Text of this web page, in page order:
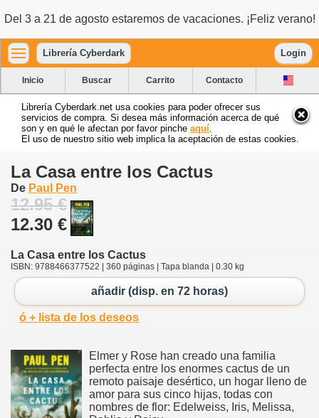
Del 3 a 21 de agosto estaremos de vacaciones. ¡Feliz verano!
Librería Cyberdark Login
Inicio Buscar Carrito Contacto
Librería Cyberdark.net usa cookies para poder ofrecer sus
servicios de compra. Si desea más información acerca de qué
son y en qué le afectan por favor pinche aquí
El uso de nuestro sitio web implica la aceptación de estas cookies.
La Casa entre los Cactus
De Paul Pen
12.95 €
12.30 €
La Casa entre los Cactus
ISBN: 9788466377522 | 360 páginas | Tapa blanda | 0.30 kg
añadir (disp. en 72 horas)
ó + lista de los deseos
Elmer y Rose han creado una familia
perfecta entre los enormes cactus de un
remoto paisaje desértico, un hogar lleno de
amor para sus cinco hijas, todas con
nombres de flor: Edelweiss, Iris, Melissa,